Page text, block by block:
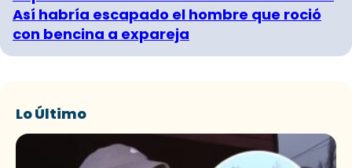
Así habría escapado el hombre que roció
con bencina a expareja
Lo Último